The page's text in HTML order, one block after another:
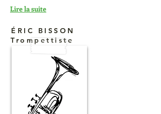
Lire la suite
ÉRIC BISSON
Trompettiste